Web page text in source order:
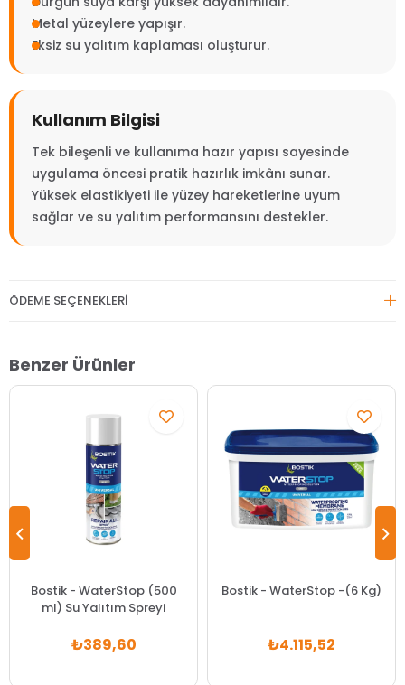
Metal yüzeylere yapışır.
Eksiz su yalıtım kaplaması oluşturur.
Kullanım Bilgisi
Tek bileşenli ve kullanıma hazır yapısı sayesinde
uygulama öncesi pratik hazırlık imkânı sunar.
Yüksek elastikiyeti ile yüzey hareketlerine uyum
sağlar ve su yalıtım performansını destekler.
ÖDEME SEÇENEKLERI
Benzer Ürünler
Bostik - WaterStop (500
ml) Su Yalıtım Spreyi
₺389,60
Bostik - WaterStop -(6 Kg)
₺4.115,52